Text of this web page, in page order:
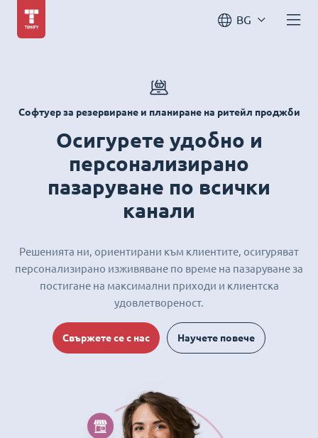
BG
Софтуер за резервиране и планиране на ритейл проджби
Осигурете удобно и
персонализирано
пазаруване по всички
канали
Решенията ни, ориентирани към клиентите, осигуряват
персонализирано изживяване по време на пазаруване за
постигане на максимални приходи и клиентска
удовлетвореност.
Свържете се с нас Научете повече